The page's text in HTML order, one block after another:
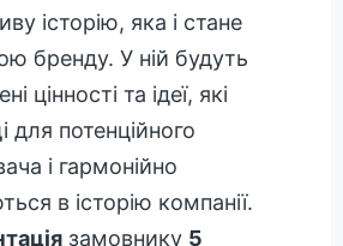
історію, яка і стане
бренду. У ній будуть
цінності та ідеї, які
для потенційного
і гармонійно
в історію компанії.
замовнику 5